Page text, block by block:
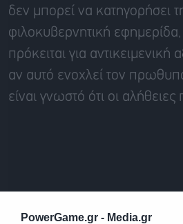
PowerGame.gr - Media.gr
δεν μπορεί να κατηγορήσει
φιλοκυβερνητική εφημερίδα,
πρόκειται για αντικειμενική
αν αυτό ενοχλεί τον
είναι γνωστό ότι οι αλήθειες